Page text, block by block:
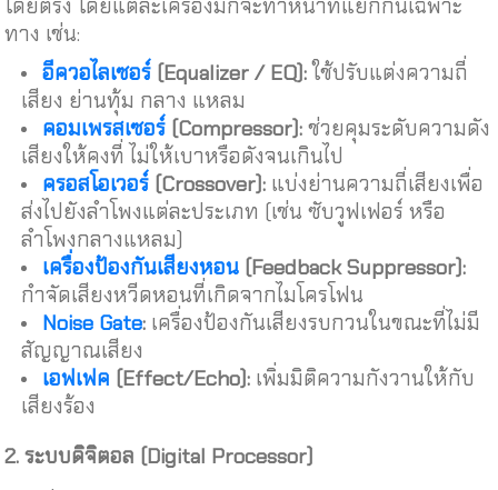
โดยตรง โดยแต่ละเครื่องมักจะทำหน้าที่แยกกันเฉพาะ
ทาง เช่น:
อีควอไลเซอร์ (Equalizer / EQ):ใช้ปรับแต่งความถี่
เสียง ย่านทุ้ม กลาง แหลม
คอมเพรสเซอร์ (Compressor): ช่วยคุมระดับความดัง
เสียงให้คงที่ ไม่ให้เบาหรือดังจนเกินไป
ครอสโอเวอร์ (Crossover): แบ่งย่านความถี่เสียงเพื่อ
ส่งไปยังลำโพงแต่ละประเภท (เช่น ซับวูฟเฟอร์ หรือ
ลำโพงกลางแหลม)
เครื่องป้องกันเสียงหอน (Feedback Suppressor):
กำจัดเสียงหวีดหอนที่เกิดจากไมโครโฟน
Noise Gate: เครื่องป้องกันเสียงรบกวนในขณะที่ไม่มี
สัญญาณเสียง
เอฟเฟค (Effect/Echo): เพิ่มมิติความกังวานให้กับ
เสียงร้อง
2.ระบบดิจิตอล (Digital Processor)